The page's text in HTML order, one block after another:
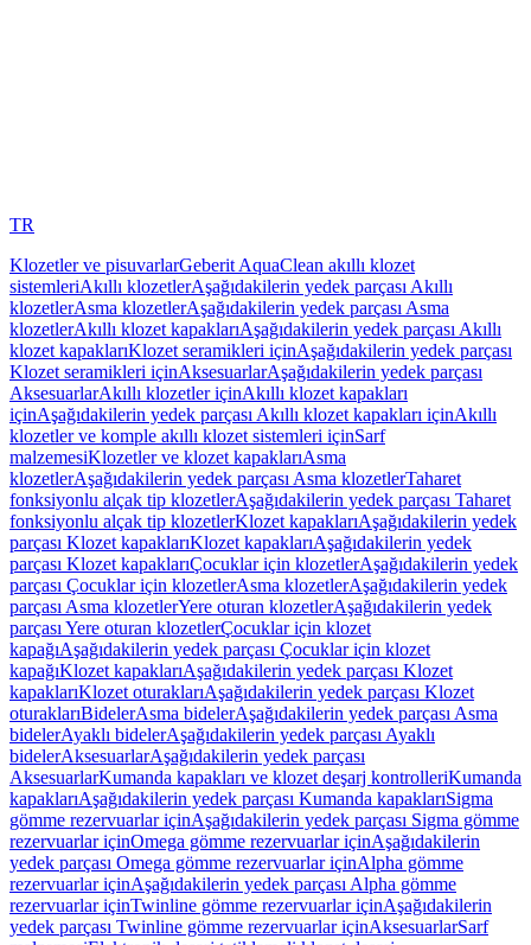
TR
Klozetler ve pisuvarlarGeberit AquaClean akıllı klozet
sistemleriAkıllı klozetlerAşağıdakilerin yedek parçası Akıllı
klozetlerAsma klozetlerAşağıdakilerin yedek parçası Asma
klozetlerAkıllı klozet kapaklarıAşağıdakilerin yedek parçası Akıllı
klozet kapaklarıKlozet seramikleri içinAşağıdakilerin yedek parçası
Klozet seramikleri içinAksesuarlarAşağıdakilerin yedek parçası
AksesuarlarAkıllı klozetler içinAkıllı klozet kapakları
içinAşağıdakilerin yedek parçası Akıllı klozet kapakları içinAkıllı
klozetler ve komple akıllı klozet sistemleri içinSarf
malzemesiKlozetler ve klozet kapaklarıAsma
klozetlerAşağıdakilerin yedek parçası Asma klozetlerTaharet
fonksiyonlu alçak tip klozetlerAşağıdakilerin yedek parçası Taharet
fonksiyonlu alçak tip klozetlerKlozet kapaklarıAşağıdakilerin yedek
parçası Klozet kapaklarıKlozet kapaklarıAşağıdakilerin yedek
parçası Klozet kapaklarıÇocuklar için klozetlerAşağıdakilerin yedek
parçası Çocuklar için klozetlerAsma klozetlerAşağıdakilerin yedek
parçası Asma klozetlerYere oturan klozetlerAşağıdakilerin yedek
parçası Yere oturan klozetlerÇocuklar için klozet
kapağıAşağıdakilerin yedek parçası Çocuklar için klozet
kapağıKlozet kapaklarıAşağıdakilerin yedek parçası Klozet
kapaklarıKlozet oturaklarıAşağıdakilerin yedek parçası Klozet
oturaklarıBidelerAsma bidelerAşağıdakilerin yedek parçası Asma
bidelerAyaklı bidelerAşağıdakilerin yedek parçası Ayaklı
bidelerAksesuarlarAşağıdakilerin yedek parçası
AksesuarlarKumanda kapakları ve klozet deşarj kontrolleriKumanda
kapaklarıAşağıdakilerin yedek parçası Kumanda kapaklarıSigma
gömme rezervuarlar içinAşağıdakilerin yedek parçası Sigma gömme
rezervuarlar içinOmega gömme rezervuarlar içinAşağıdakilerin
yedek parçası Omega gömme rezervuarlar içinAlpha gömme
rezervuarlar içinAşağıdakilerin yedek parçası Alpha gömme
rezervuarlar içinTwinline gömme rezervuarlar içinAşağıdakilerin
yedek parçası Twinline gömme rezervuarlar içinAksesuarlarSarf